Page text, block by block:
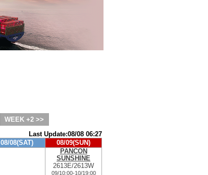
WEEK +2 >>
Last Update:08/08 06:27
08/08(SAT)
08/09(SUN)
PANCON
SUNSHINE
2613E/2613W
09/10:00-10/19:00